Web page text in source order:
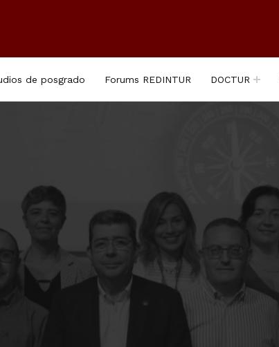
de posgrado Forums REDINTUR DOCTUR